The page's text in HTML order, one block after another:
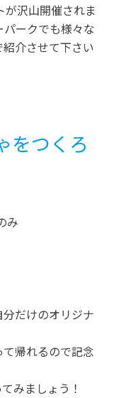
沢山開催されま
ークでも様々な
介させて下さい
をつくろ
み
だけのオリジナ
帰れるので記念
みましょう！